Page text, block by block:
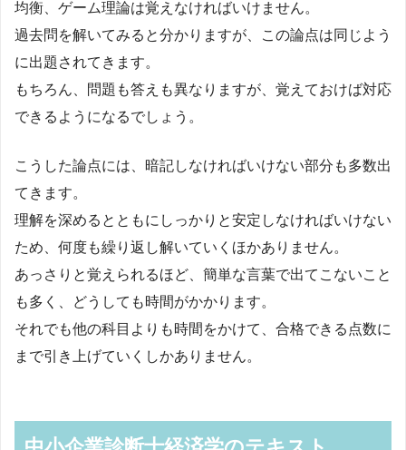
均衡、ゲーム理論は覚えなければいけません。
過去問を解いてみると分かりますが、この論点は同じよう
に出題されてきます。
もちろん、問題も答えも異なりますが、覚えておけば対応
できるようになるでしょう。
こうした論点には、暗記しなければいけない部分も多数出
てきます。
理解を深めるとともにしっかりと安定しなければいけない
ため、何度も繰り返し解いていくほかありません。
あっさりと覚えられるほど、簡単な言葉で出てこないこと
も多く、どうしても時間がかかります。
それでも他の科目よりも時間をかけて、合格できる点数に
まで引き上げていくしかありません。